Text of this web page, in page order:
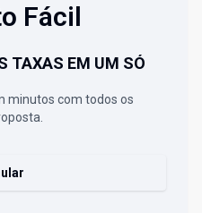
Fácil
TAXAS EM UM SÓ
minutos com todos os